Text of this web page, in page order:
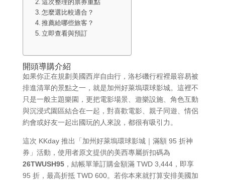
這次整理的票券重點
怎麼選比較適合？
推薦給哪些旅客？
立即查看與預訂
開頭導購介紹
如果你正在規劃美國西岸自由行，洛杉磯行程裡最容易被
排進清單的景點之一，就是加州好萊塢環球影城。這裡不
只是一般主題樂園，更把電影場景、遊樂設施、角色互動
與沉浸式園區結合在一起，對喜歡電影、親子同遊、情侶
約會或好友一起出國玩的人來說，都很有吸引力。
這次 KKday 推出「加州好萊塢環球影城｜滿額 95 折神
券」活動，使用者原文提供的美西專屬折扣碼為
26TWUSH95，結帳單筆訂購金額滿 TWD 3,444，即享
95 折，最高折抵 TWD 600。若你本來就打算安排美國加